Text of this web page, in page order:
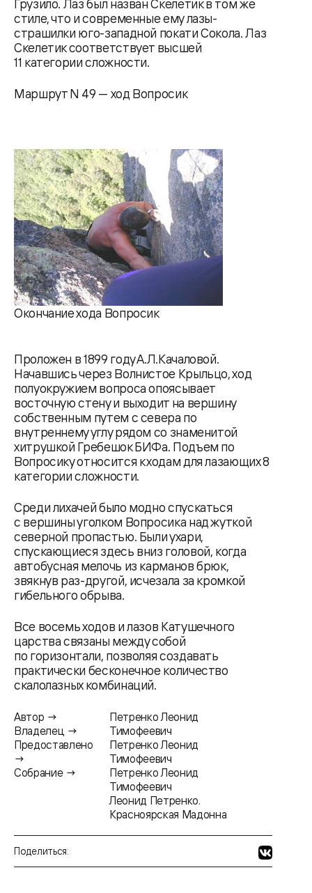
Грузило. Лаз был назван Скелетик в том же
стиле, что и современные ему лазы-
страшилки юго-западной покати Сокола. Лаз
Скелетик соответствует высшей
11 категории сложности.
Маршрут N 49 — ход Вопросик
Окончание хода Вопросик
Проложен в 1899 году А.Л.Качаловой.
Начавшись через Волнистое Крыльцо, ход
полуокружием вопроса опоясывает
восточную стену и выходит на вершину
собственным путем с севера по
внутреннему углу рядом со знаменитой
хитрушкой Гребешок БИФа. Подъем по
Вопросику относится к ходам для лазающих 8
категории сложности.
Среди лихачей было модно спускаться
с вершины уголком Вопросика над жуткой
северной пропастью. Были ухари,
спускающиеся здесь вниз головой, когда
автобусная мелочь из карманов брюк,
звякнув раз-другой, исчезала за кромкой
гибельного обрыва.
Все восемь ходов и лазов Катушечного
царства связаны между собой
по горизонтали, позволяя создавать
практически бесконечное количество
скалолазных комбинаций.
Автор →
Владелец →
Предоставлено
→
Собрание →
Петренко Леонид
Тимофеевич
Петренко Леонид
Тимофеевич
Петренко Леонид
Тимофеевич
Леонид Петренко.
Красноярская Мадонна
Поделиться: